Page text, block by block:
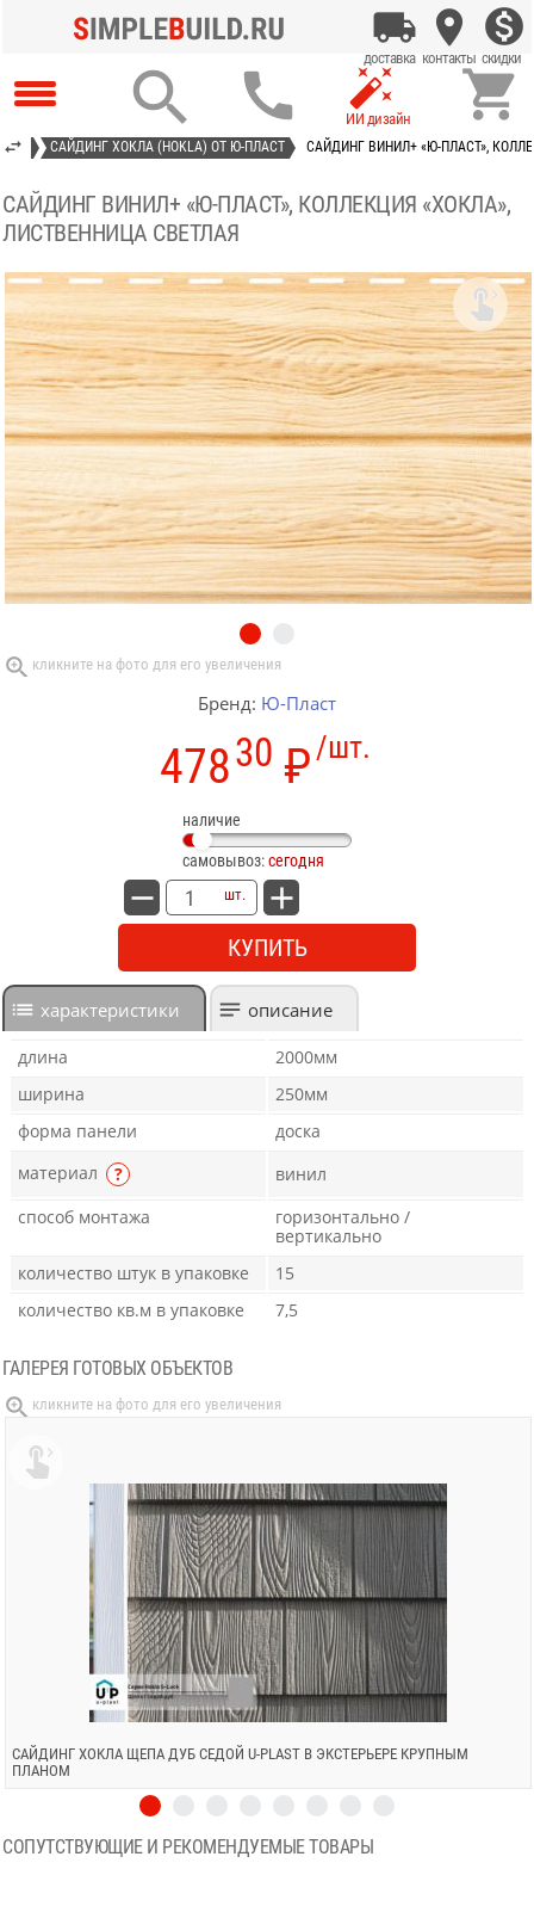
   
САЙДИНГ ХОКЛА (HOKLA) ОТ Ю-ПЛАСТ САЙДИНГ ВИНИЛ+ «Ю-ПЛАСТ»,
САЙДИНГ ВИНИЛ+ «Ю-ПЛАСТ», КОЛЛЕКЦИЯ «ХОКЛА»,
ЛИСТВЕННИЦА СВЕТЛАЯ

Бренд: Ю-Пласт
/шт.
47830 ₽
наличие
самовывоз:сегодня
шт.
КУПИТЬ
характеристики описание
длина
2000мм
ширина
250мм
форма панели
доска
материал
?
винил
способ монтажа
горизонтально /
вертикально
количество штук в упаковке
15
количество кв.м в упаковке
7,5
ГАЛЕРЕЯ ГОТОВЫХ ОБЪЕКТОВ
САЙДИНГ ХОКЛА ЩЕПА ДУБ СЕДОЙ U-PLAST В ЭКСТЕРЬЕРЕ КРУПНЫМ
ПЛАНОМ

СОПУТСТВУЮЩИЕ И РЕКОМЕНДУЕМЫЕ ТОВАРЫ